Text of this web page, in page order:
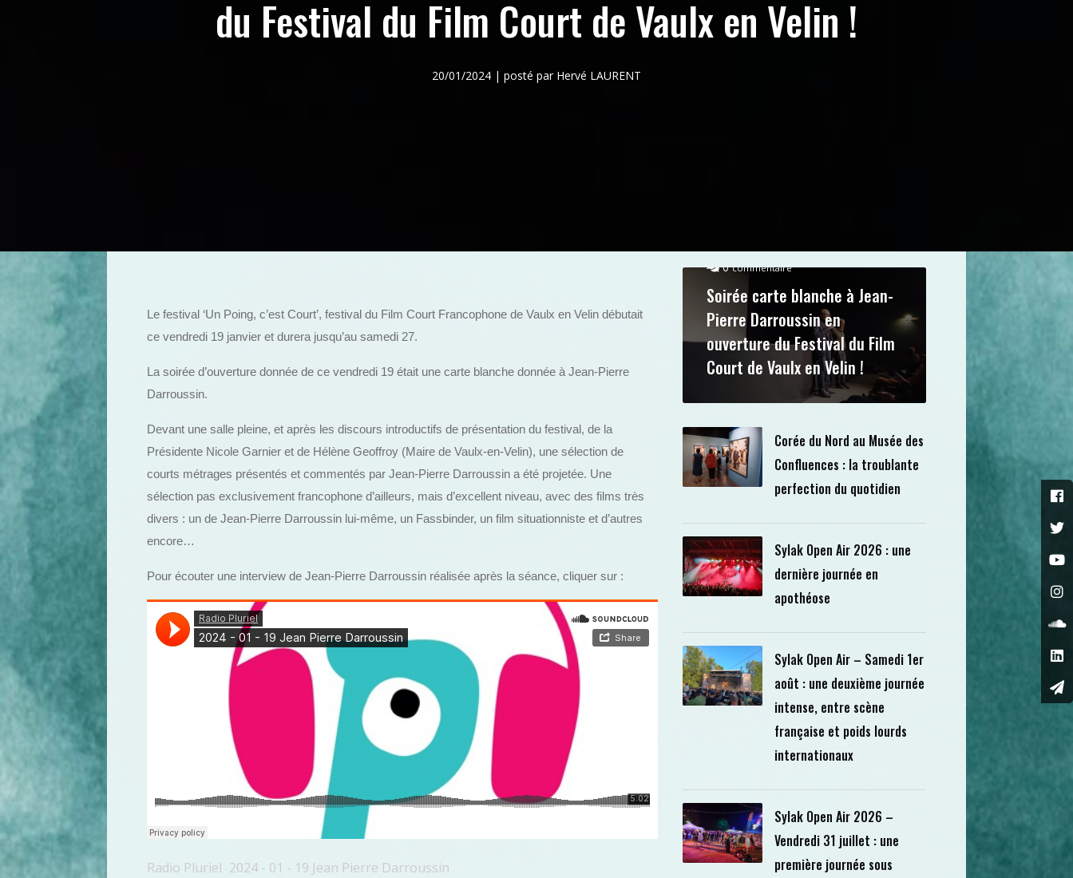
du Festival du Film Court de Vaulx en Velin !
20/01/2024 | posté par Hervé LAURENT
Le festival ‘Un Poing, c’est Court’, festival du Film Court Francophone de Vaulx en Velin débutait
ce vendredi 19 janvier et durera jusqu’au samedi 27.
La soirée d’ouverture donnée de ce vendredi 19 était une carte blanche donnée à Jean-Pierre
Darroussin.
Devant une salle pleine, et après les discours introductifs de présentation du festival, de la
Présidente Nicole Garnier et de Hélène Geoffroy (Maire de Vaulx-en-Velin), une sélection de
courts métrages présentés et commentés par Jean-Pierre Darroussin a été projetée. Une
sélection pas exclusivement francophone d’ailleurs, mais d’excellent niveau, avec des films très
divers : un de Jean-Pierre Darroussin lui-même, un Fassbinder, un film situationniste et d’autres
encore…
Pour écouter une interview de Jean-Pierre Darroussin réalisée après la séance, cliquer sur :
Radio Pluriel · 2024 - 01 - 19 Jean Pierre Darroussin
0commentaire
Soirée carte blanche à Jean-
Pierre Darroussin en
ouverture du Festival du Film
Court de Vaulx en Velin !
Corée du Nord au Musée des
Confluences : la troublante
perfection du quotidien
Sylak Open Air 2026 : une
dernière journée en
apothéose
Sylak Open Air – Samedi 1er
août : une deuxième journée
intense, entre scène
française et poids lourds
internationaux
Sylak Open Air 2026 –
Vendredi 31 juillet : une
première journée sous